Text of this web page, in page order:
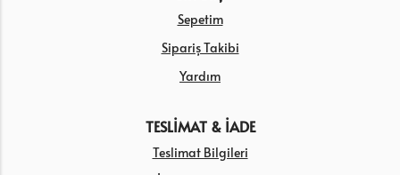
Sepetim
Sipariş Takibi
Yardım
TESLİMAT & İADE
Teslimat Bilgileri